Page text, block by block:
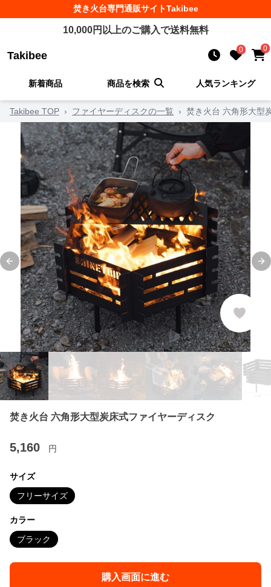
焚き火台専門通販サイトTakibee
10,000円以上のご購入で送料無料
Takibee 0 0
新着商品 商品を検索 人気ランキング
Takibee TOP › ファイヤーディスクの一覧 › 焚き火台 六角形大型
Previous slide
焚き火台 六角形大型炭床式ファイヤーディスク
5,160 円
サイズ
フリーサイズ
カラー
ブラック
購入画面に進む